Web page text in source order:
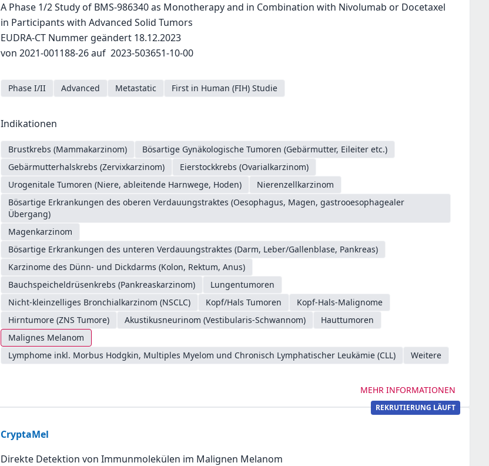
A Phase 1/2 Study of BMS-986340 as Monotherapy and in Combination with Nivolumab or Docetaxel
in Participants with Advanced Solid Tumors
EUDRA-CT Nummer geändert 18.12.2023
von 2021-001188-26 auf 2023-503651-10-00
Phase I/II Advanced Metastatic First in Human (FIH) Studie
Indikationen
Brustkrebs (Mammakarzinom)
Bösartige Gynäkologische Tumoren (Gebärmutter, Eileiter etc.)
Gebärmutterhalskrebs (Zervixkarzinom)
Eierstockkrebs (Ovarialkarzinom)
Urogenitale Tumoren (Niere, ableitende Harnwege, Hoden)
Nierenzellkarzinom
Bösartige Erkrankungen des oberen Verdauungstraktes (Oesophagus, Magen, gastrooesophagealer
Übergang)
Magenkarzinom
Bösartige Erkrankungen des unteren Verdauungstraktes (Darm, Leber/Gallenblase, Pankreas)
Karzinome des Dünn- und Dickdarms (Kolon, Rektum, Anus)
Bauchspeicheldrüsenkrebs (Pankreaskarzinom)
Lungentumoren
Nicht-kleinzelliges Bronchialkarzinom (NSCLC)
Kopf/Hals Tumoren
Kopf-Hals-Malignome
Hirntumore (ZNS Tumore)
Akustikusneurinom (Vestibularis-Schwannom)
Hauttumoren
Malignes Melanom
Lymphome inkl. Morbus Hodgkin, Multiples Myelom und Chronisch Lymphatischer Leukämie (CLL)
Weitere
MEHR INFORMATIONEN
REKRUTIERUNG LÄUFT
CryptaMel
Direkte Detektion von Immunmolekülen im Malignen Melanom